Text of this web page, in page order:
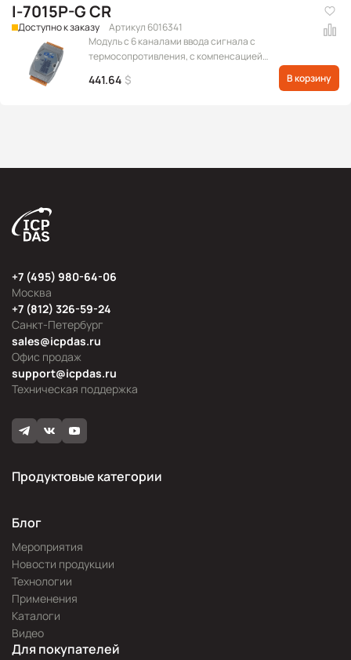
I-7015P-G CR
Доступно к заказу
Артикул 6016341
Модуль с 6 каналами ввода сигнала с
термосопротивления, с компенсацией
подключении, протокол DCON
441.64 $ В корзину
Москва
+7 (495) 980-64-06
Офис продаж
sales@icpdas.ru
Санкт-Петербург
+7 (812) 326-59-24
Техническая поддержка
support@icpdas.ru
Продуктовые категории
Блог
Мероприятия
Новости продукции
Технологии
Применения
Каталоги
Видео
Для покупателей